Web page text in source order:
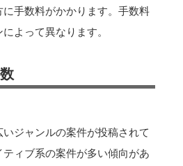
手数料がかかります。手数料
よって異なります。
ジャンルの案件が投稿されて
ィブ系の案件が多い傾向があ